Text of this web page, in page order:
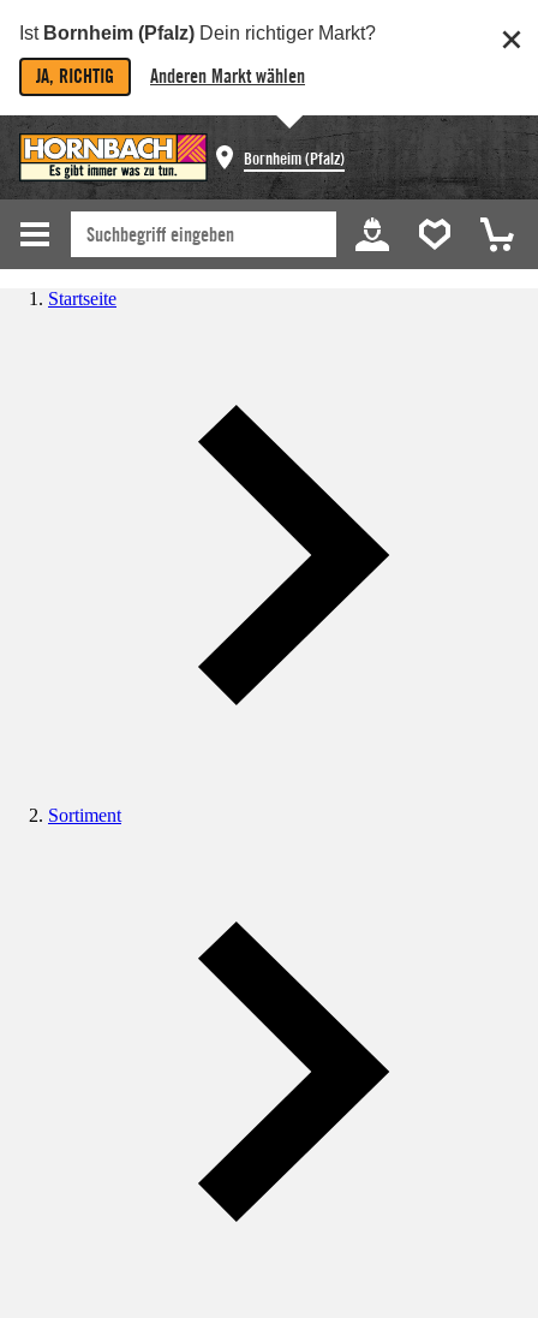
Ist Bornheim (Pfalz) Dein richtiger Markt?
JA, RICHTIG Anderen Markt wählen
Bornheim (Pfalz)
Startseite
Sortiment